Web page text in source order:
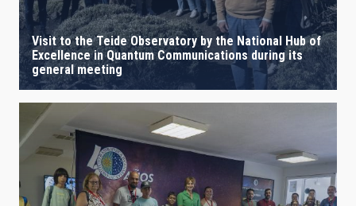
Visit to the Teide Observatory by the National Hub of
Excellence in Quantum Communications during its
general meeting